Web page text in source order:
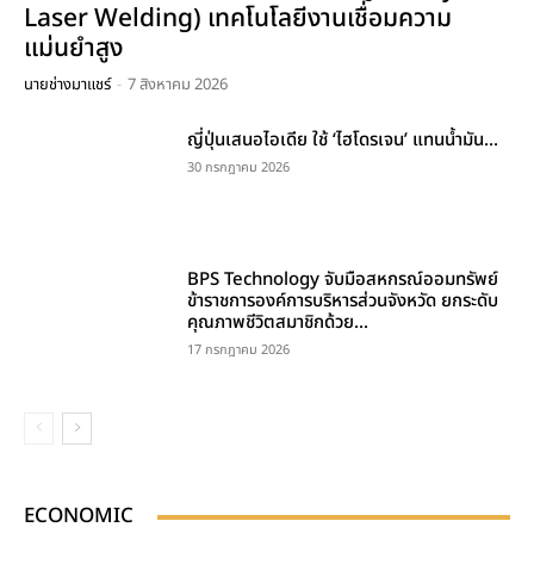
Laser Welding) เทคโนโลยีงานเชื่อมความ
แม่นยำสูง
นายช่างมาแชร์ - 7 สิงหาคม 2026
ญี่ปุ่นเสนอไอเดีย ใช้ ‘ไฮโดรเจน’ แทนน้ำมัน...
30 กรกฎาคม 2026
BPS Technology จับมือสหกรณ์ออมทรัพย์
ข้าราชการองค์การบริหารส่วนจังหวัด ยกระดับ
คุณภาพชีวิตสมาชิกด้วย...
17 กรกฎาคม 2026
ECONOMIC